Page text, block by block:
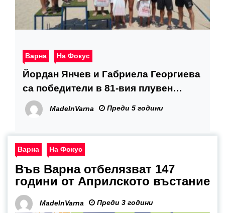
Варна На Фокус
Йордан Янчев и Габриела Георгиева
са победители в 81-вия плувен
маратон Галата-Варна
MadeInVarna Преди 5 години
Варна На Фокус
Във Варна отбелязват 147
години от Априлското въстание
MadeInVarna Преди 3 години